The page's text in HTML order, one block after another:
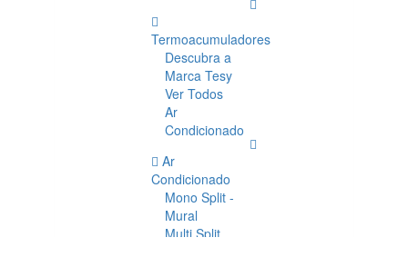
Termoacumuladores
Descubra a
Marca Tesy
Ver Todos
Ar
Condicionado
Ar
Condicionado
Mono Split -
Mural
Multi Split